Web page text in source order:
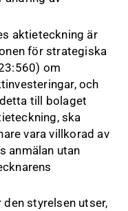
aktieteckning är
för strategiska
om
och
till bolaget
ska
vara villkorad av
anmälan utan
styrelsen utser,